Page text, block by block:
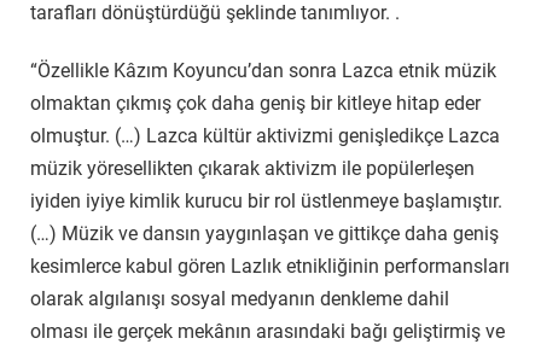
tarafları dönüştürdüğü şeklinde tanımlıyor. .
“Özellikle Kâzım Koyuncu’dan sonra Lazca etnik müzik
olmaktan çıkmış çok daha geniş bir kitleye hitap eder
olmuştur. (…) Lazca kültür aktivizmi genişledikçe Lazca
müzik yöresellikten çıkarak aktivizm ile popülerleşen
iyiden iyiye kimlik kurucu bir rol üstlenmeye başlamıştır.
(…) Müzik ve dansın yaygınlaşan ve gittikçe daha geniş
kesimlerce kabul gören Lazlık etnikliğinin performansları
olarak algılanışı sosyal medyanın denkleme dahil
olması ile gerçek mekânın arasındaki bağı geliştirmiş ve